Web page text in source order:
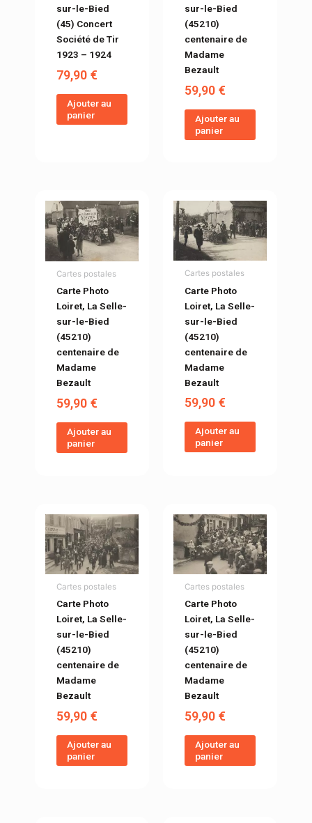
sur-le-Bied
(45) Concert
Société de Tir
1923 – 1924
79,90€
Ajouter au
panier
sur-le-Bied
(45210)
centenaire de
Madame
Bezault
59,90€
Ajouter au
panier
Cartes postales
Carte Photo
Loiret, La Selle-
sur-le-Bied
(45210)
centenaire de
Madame
Bezault
59,90€
Ajouter au
panier
Cartes postales
Carte Photo
Loiret, La Selle-
sur-le-Bied
(45210)
centenaire de
Madame
Bezault
59,90€
Ajouter au
panier
Cartes postales
Carte Photo
Loiret, La Selle-
sur-le-Bied
(45210)
centenaire de
Madame
Bezault
59,90€
Ajouter au
panier
Cartes postales
Carte Photo
Loiret, La Selle-
sur-le-Bied
(45210)
centenaire de
Madame
Bezault
59,90€
Ajouter au
panier